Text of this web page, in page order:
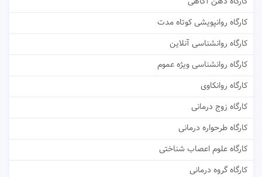
کارگاه روانپویشی کوتاه مدت
کارگاه روانشناسی آنلاین
کارگاه روانشناسی ویژه عموم
کارگاه روانکاوی
کارگاه زوج درمانی
کارگاه طرحواره درمانی
کارگاه علوم اعصاب شناختی
کارگاه گروه درمانی